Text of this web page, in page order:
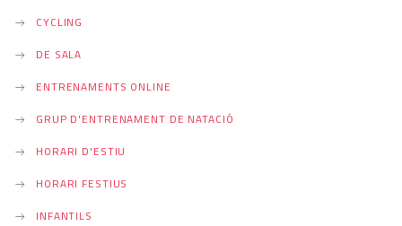
CYCLING
DE SALA
ENTRENAMENTS ONLINE
GRUP D'ENTRENAMENT DE NATACIÓ
HORARI D'ESTIU
HORARI FESTIUS
INFANTILS